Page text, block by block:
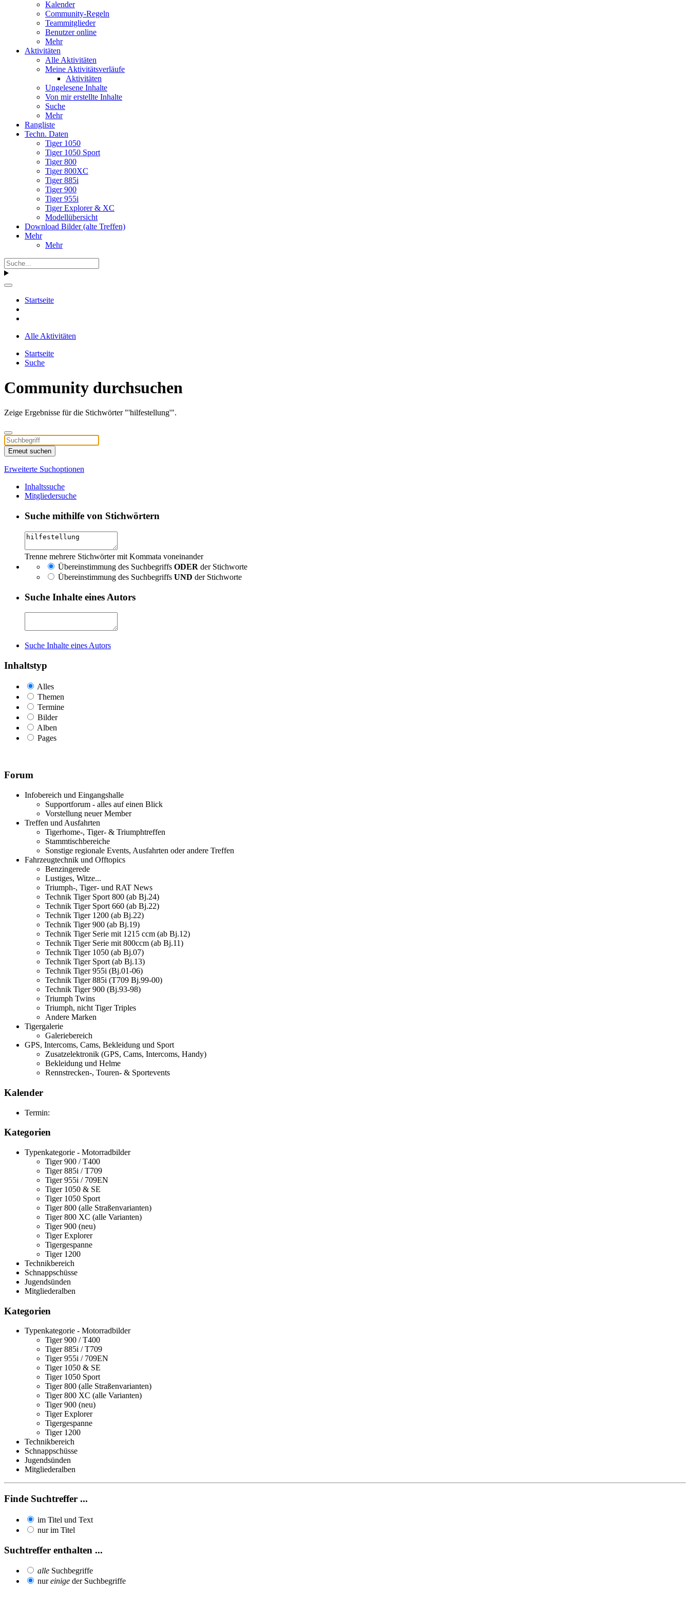
Kalender
Community-Regeln
Teammitglieder
Benutzer online
Mehr
Aktivitäten
Alle Aktivitäten
Meine Aktivitätsverläufe
Aktivitäten
Ungelesene Inhalte
Von mir erstellte Inhalte
Suche
Mehr
Rangliste
Techn. Daten
Tiger 1050
Tiger 1050 Sport
Tiger 800
Tiger 800XC
Tiger 885i
Tiger 900
Tiger 955i
Tiger Explorer & XC
Modellübersicht
Download Bilder (alte Treffen)
Mehr
Mehr
Startseite
Alle Aktivitäten
Startseite
Suche
Community durchsuchen
Zeige Ergebnisse für die Stichwörter "'hilfestellung'".
Erneut suchen
Erweiterte Suchoptionen
Inhaltssuche
Mitgliedersuche
Suche mithilfe von Stichwörtern
Trenne mehrere Stichwörter mit Kommata voneinander
Übereinstimmung des Suchbegriffs ODER der Stichworte
Übereinstimmung des Suchbegriffs UND der Stichworte
Suche Inhalte eines Autors
Suche Inhalte eines Autors
Inhaltstyp
Alles
Themen
Termine
Bilder
Alben
Pages
Forum
Infobereich und Eingangshalle
Supportforum - alles auf einen Blick
Vorstellung neuer Member
Treffen und Ausfahrten
Tigerhome-, Tiger- & Triumphtreffen
Stammtischbereiche
Sonstige regionale Events, Ausfahrten oder andere Treffen
Fahrzeugtechnik und Offtopics
Benzingerede
Lustiges, Witze...
Triumph-, Tiger- und RAT News
Technik Tiger Sport 800 (ab Bj.24)
Technik Tiger Sport 660 (ab Bj.22)
Technik Tiger 1200 (ab Bj.22)
Technik Tiger 900 (ab Bj.19)
Technik Tiger Serie mit 1215 ccm (ab Bj.12)
Technik Tiger Serie mit 800ccm (ab Bj.11)
Technik Tiger 1050 (ab Bj.07)
Technik Tiger Sport (ab Bj.13)
Technik Tiger 955i (Bj.01-06)
Technik Tiger 885i (T709 Bj.99-00)
Technik Tiger 900 (Bj.93-98)
Triumph Twins
Triumph, nicht Tiger Triples
Andere Marken
Tigergalerie
Galeriebereich
GPS, Intercoms, Cams, Bekleidung und Sport
Zusatzelektronik (GPS, Cams, Intercoms, Handy)
Bekleidung und Helme
Rennstrecken-, Touren- & Sportevents
Kalender
Termin:
Kategorien
Typenkategorie - Motorradbilder
Tiger 900 / T400
Tiger 885i / T709
Tiger 955i / 709EN
Tiger 1050 & SE
Tiger 1050 Sport
Tiger 800 (alle Straßenvarianten)
Tiger 800 XC (alle Varianten)
Tiger 900 (neu)
Tiger Explorer
Tigergespanne
Tiger 1200
Technikbereich
Schnappschüsse
Jugendsünden
Mitgliederalben
Kategorien
Typenkategorie - Motorradbilder
Tiger 900 / T400
Tiger 885i / T709
Tiger 955i / 709EN
Tiger 1050 & SE
Tiger 1050 Sport
Tiger 800 (alle Straßenvarianten)
Tiger 800 XC (alle Varianten)
Tiger 900 (neu)
Tiger Explorer
Tigergespanne
Tiger 1200
Technikbereich
Schnappschüsse
Jugendsünden
Mitgliederalben
Finde Suchtreffer ...
im Titel und Text
nur im Titel
Suchtreffer enthalten ...
alle Suchbegriffe
nureinige der Suchbegriffe